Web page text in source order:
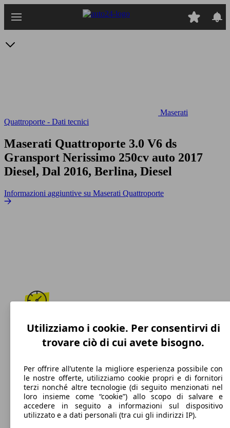
Maserati
Quattroporte - Dati tecnici
Maserati Quattroporte 3.0 V6 ds
Gransport Nerissimo 250cv auto 2017
Diesel, Dal 2016, Berlina, Diesel
Informazioni aggiuntive su Maserati Quattroporte
242 km/h
Velocità massima
Diesel
Carburante
Utilizziamo i cookie. Per consentirvi di
trovare ciò di cui avete bisogno.
Per offrire all’utente la migliore esperienza possibile con
le nostre offerte, utilizziamo cookie propri e di fornitori
terzi nonché altre tecnologie (di seguito menzionati nel
loro insieme come “cookie”) allo scopo di salvare e
accedere in seguito a informazioni sul dispositivo
utilizzato e a dati personali (tra cui gli indirizzi IP).